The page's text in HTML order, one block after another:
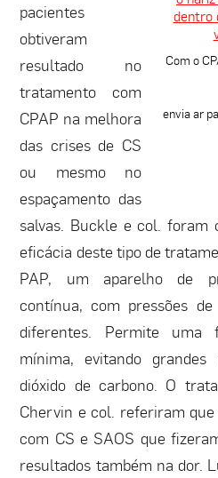
Com o
envia ar
pacientes
obtiveram
resultado no
tratamento com
CPAP na melhora
das crises de CS
ou mesmo no
espaçamento das
salvas. Buckle e col. foram
eficácia deste tipo de
PAP, um aparelho de
contínua, com pressões
diferentes. Permite uma
mínima, evitando
dióxido de carbono. O
Chervin e col. referiram
com CS e SAOS que
resultados também na dor.